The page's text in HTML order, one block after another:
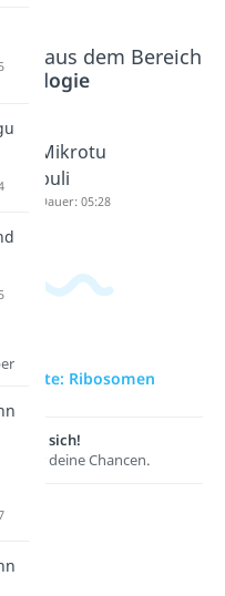
aus dem Bereich
Cytologie
Mikrotu
buli
Dauer: 05:28
Ribosomen
lohnt sich!
hier deine Chancen.